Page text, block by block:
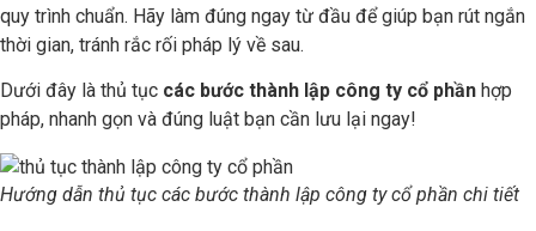
quy trình chuẩn. Hãy làm đúng ngay từ đầu để giúp bạn rút ngắn
thời gian, tránh rắc rối pháp lý về sau.
Dưới đây là thủ tục các bước thành lập công ty cổ phần hợp
pháp, nhanh gọn và đúng luật bạn cần lưu lại ngay!
Hướng dẫn thủ tục các bước thành lập công ty cổ phần chi tiết